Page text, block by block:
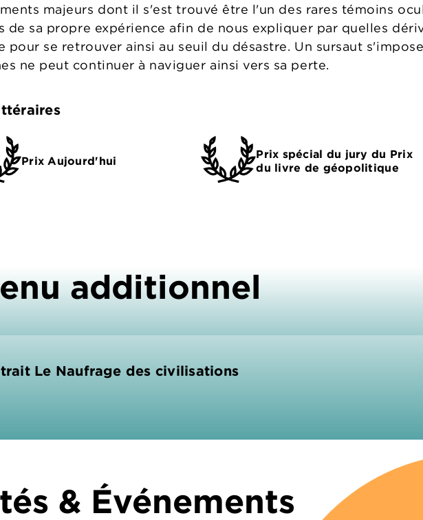
majeurs dont il s'est trouvé être l'un des rares témoins
de sa propre expérience afin de nous expliquer par quelles
pour se retrouver ainsi au seuil du désastre. Un sursaut
ne peut continuer à naviguer ainsi vers sa perte.
Prix Aujourd'hui
Prix spécial du jury du Prix
du livre de géopolitique
additionnel
Le Naufrage des civilisations
& Événements